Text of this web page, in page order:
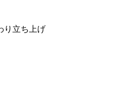
立ち上げ